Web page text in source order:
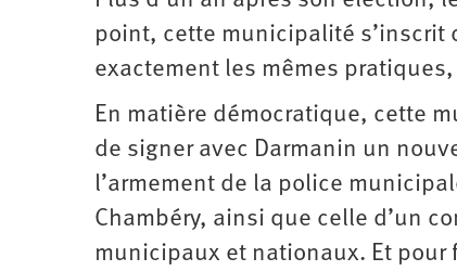
point, cette municipalité s’inscrit
exactement les mêmes
En matière démocratique, cette
de signer avec Darmanin un
l’armement de la police
Chambéry, ainsi que celle d’un
municipaux et nationaux. Et pour